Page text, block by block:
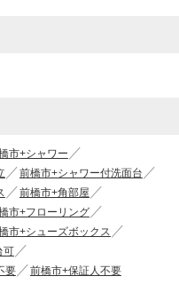
市+シャワー
前橋市+シャワー付洗面台
前橋市+角部屋
市+フローリング
市+シューズボックス
可
要 前橋市+保証人不要